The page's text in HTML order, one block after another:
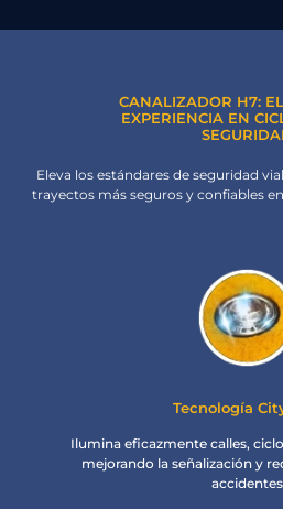
CANALIZADOR H7:
EXPERIENCIA EN
Eleva los estándares de seguridad
trayectos más seguros y confiables
Tecnología
Ilumina eficazmente calles,
mejorando la señalización y
accidentes